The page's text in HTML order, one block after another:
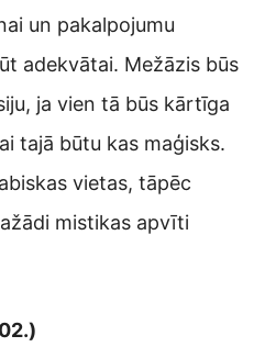
un pakalpojumu
adekvātai. Mežāzis būs
ja vien tā būs kārtīga
tajā būtu kas maģisks.
vietas, tāpēc
mistikas apvīti